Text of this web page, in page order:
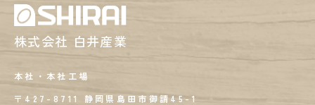
株式会社 白井産業
本社・本社工場
〒427-8711 静岡県島田市御請45-1